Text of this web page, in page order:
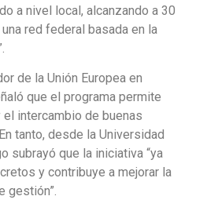
a nivel local, alcanzando a 30
red federal basada en la
de la Unión Europea en
que el programa permite
intercambio de buenas
tanto, desde la Universidad
subrayó que la iniciativa “ya
y contribuye a mejorar la
gestión”.